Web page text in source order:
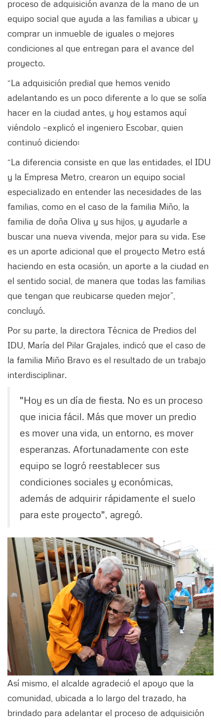
proceso de adquisición avanza de la mano de un
equipo social que ayuda a las familias a ubicar y
comprar un inmueble de iguales o mejores
condiciones al que entregan para el avance del
proyecto.
“La adquisición predial que hemos venido
adelantando es un poco diferente a lo que se solía
hacer en la ciudad antes, y hoy estamos aquí
viéndolo –explicó el ingeniero Escobar, quien
continuó diciendo:
“La diferencia consiste en que las entidades, el IDU
y la Empresa Metro, crearon un equipo social
especializado en entender las necesidades de las
familias, como en el caso de la familia Miño, la
familia de doña Oliva y sus hijos, y ayudarle a
buscar una nueva vivenda, mejor para su vida. Ese
es un aporte adicional que el proyecto Metro está
haciendo en esta ocasión, un aporte a la ciudad en
el sentido social, de manera que todas las familias
que tengan que reubicarse queden mejor”,
concluyó.
Por su parte, la directora Técnica de Predios del
IDU, María del Pilar Grajales, indicó que el caso de
la familia Miño Bravo es el resultado de un trabajo
interdisciplinar.
"Hoy es un día de fiesta. No es un proceso
que inicia fácil. Más que mover un predio
es mover una vida, un entorno, es mover
esperanzas. Afortunadamente con este
equipo se logró reestablecer sus
condiciones sociales y económicas,
además de adquirir rápidamente el suelo
para este proyecto", agregó.
Así mismo, el alcalde agradeció el apoyo que la
comunidad, ubicada a lo largo del trazado, ha
brindado para adelantar el proceso de adquisición